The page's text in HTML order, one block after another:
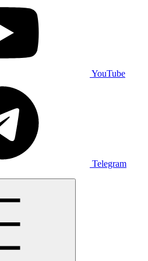
YouTube
Telegram